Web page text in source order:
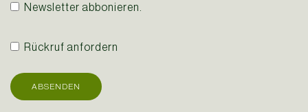
Newsletter abbonieren.
Rückruf anfordern
ABSENDEN